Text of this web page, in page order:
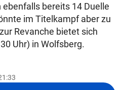
ebenfalls bereits 14 Duelle
im Titelkampf aber zu
Revanche bietet sich
Uhr) in Wolfsberg.